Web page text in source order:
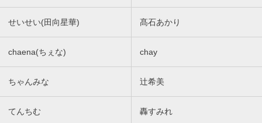
せいせい(田向星華) 髙石あかり
chaena(ちぇな) chay
ちゃんみな 辻希美
てんちむ 轟すみれ